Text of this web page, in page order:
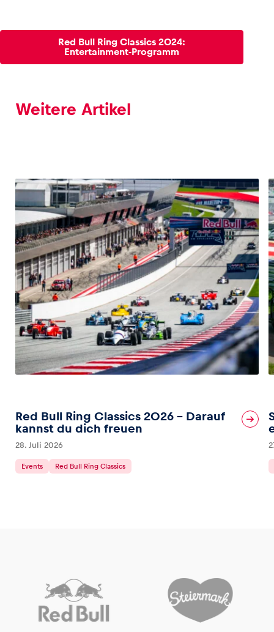
Red Bull Ring Classics 2024:
Entertainment-Programm
Weitere Artikel
Red Bull Ring Classics 2026 – Darauf
kannst du dich freuen
28. Juli 2026
Events Red Bull Ring Classics